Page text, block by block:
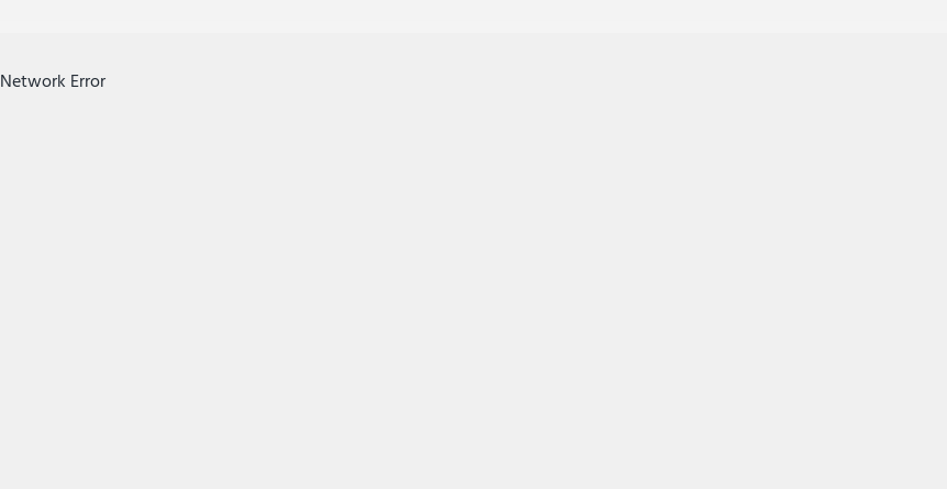
Network Error